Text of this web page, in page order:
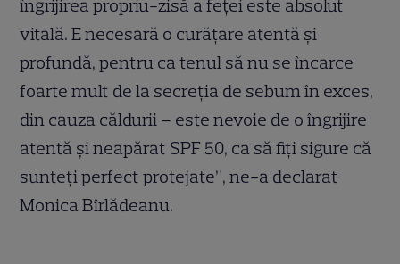
îngrijirea propriu-zisă a feței este absolut
vitală. E necesară o curățare atentă și
profundă, pentru ca tenul să nu se încarce
foarte mult de la secreția de sebum în exces,
din cauza căldurii – este nevoie de o îngrijire
atentă și neapărat SPF 50, ca să fiți sigure că
sunteți perfect protejate”, ne-a declarat
Monica Bîrlădeanu.